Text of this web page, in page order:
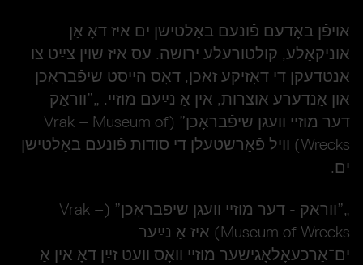
אויפֿן באָדעם פֿונעם באַלטישן ים איז דאָ אַן
אוניקאַלע, קולטורעלע ירושה. עס איז שוין צײַט צו
אַנטדעקן די דאָזיקע זאַכן, דאָס הײסט שיפֿבראָכן
און אַנדערע אוצרות, אין אַ נײַעם מוזײ. „”װראַק -
דער מוזײ װעגן שיפֿבראָכן” (Vrak – Museum of
Wrecks
) װיל פֿאָרשטעלן די סודות פֿונעם באַלטישן
ים.
„”װראַק - דער מוזײ װעגן שיפֿבראָכן” (Vrak –
Museum of Wrecks
) איז אַ נײַער
ים־אַרכעאָלאָגישער מוזײ װאָס װעט זײַן דאָ אין אַ